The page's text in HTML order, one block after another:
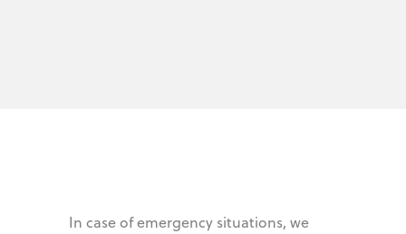
In case of emergency situations, we